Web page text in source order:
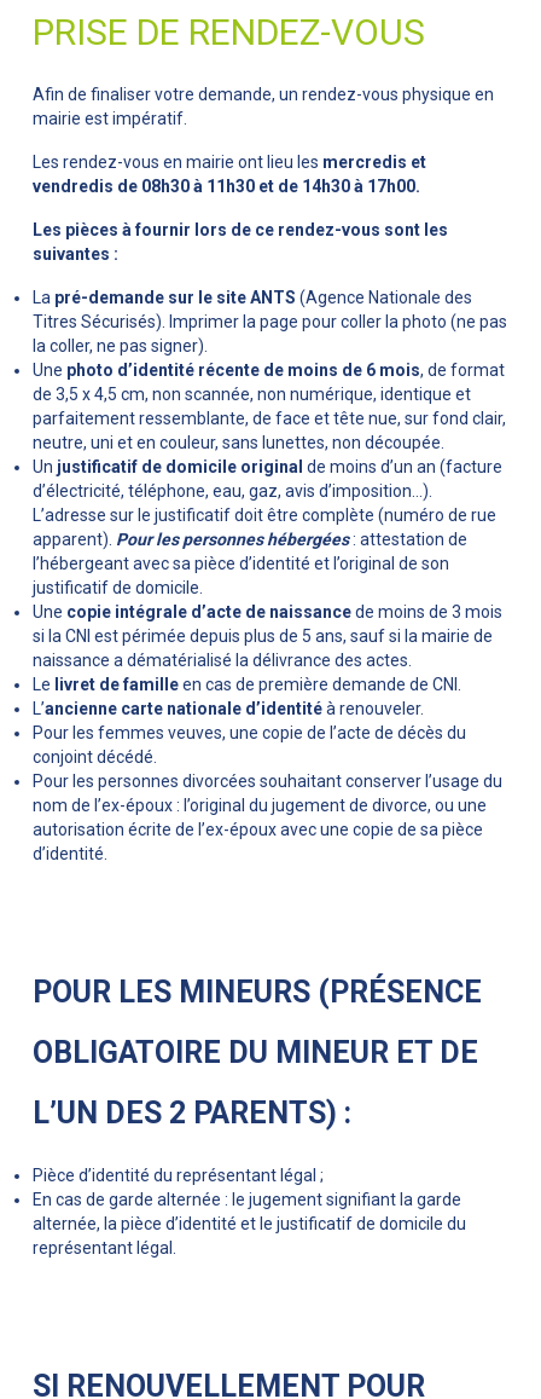
PRISE DE RENDEZ-VOUS
Afin de finaliser votre demande, un rendez-vous physique en
mairie est impératif.
Les rendez-vous en mairie ont lieu les mercredis et
vendredis de 08h30 à 11h30 et de 14h30 à 17h00.
Les pièces à fournir lors de ce rendez-vous sont les
suivantes :
La pré-demande sur le site ANTS (Agence Nationale des
Titres Sécurisés). Imprimer la page pour coller la photo (ne pas
la coller, ne pas signer).
Une photo d’identité récente de moins de 6 mois, de format
de 3,5 x 4,5 cm, non scannée, non numérique, identique et
parfaitement ressemblante, de face et tête nue, sur fond clair,
neutre, uni et en couleur, sans lunettes, non découpée.
Un justificatif de domicile original de moins d’un an (facture
d’électricité, téléphone, eau, gaz, avis d’imposition…).
L’adresse sur le justificatif doit être complète (numéro de rue
apparent). Pour les personnes hébergées: attestation de
l’hébergeant avec sa pièce d’identité et l’original de son
justificatif de domicile.
Une copie intégrale d’acte de naissancede moins de 3 mois
si la CNI est périmée depuis plus de 5 ans, sauf si la mairie de
naissance a dématérialisé la délivrance des actes.
Le livret de familleen cas de première demande de CNI.
L’ancienne carte nationale d’identitéà renouveler.
Pour les femmes veuves, une copie de l’acte de décès du
conjoint décédé.
Pour les personnes divorcées souhaitant conserver l’usage du
nom de l’ex-époux : l’original du jugement de divorce, ou une
autorisation écrite de l’ex-époux avec une copie de sa pièce
d’identité.
POUR LES MINEURS (PRÉSENCE
OBLIGATOIRE DU MINEUR ET DE
L’UN DES 2 PARENTS) :
Pièce d’identité du représentant légal ;
En cas de garde alternée : le jugement signifiant la garde
alternée, la pièce d’identité et le justificatif de domicile du
représentant légal.
SI RENOUVELLEMENT POUR